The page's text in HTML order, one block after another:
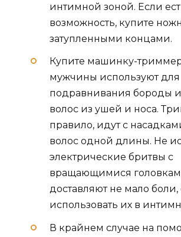
интимной зоной. Если
возможность, купите
затупленными концами.
Купите машинку-
мужчины используют для
подравнивания бороды
волос из ушей и носа.
правило, идут с
волос одной длины. Не
электрические бритвы с
вращающимися
доставляют не мало боли,
использовать их в
В крайнем случае на